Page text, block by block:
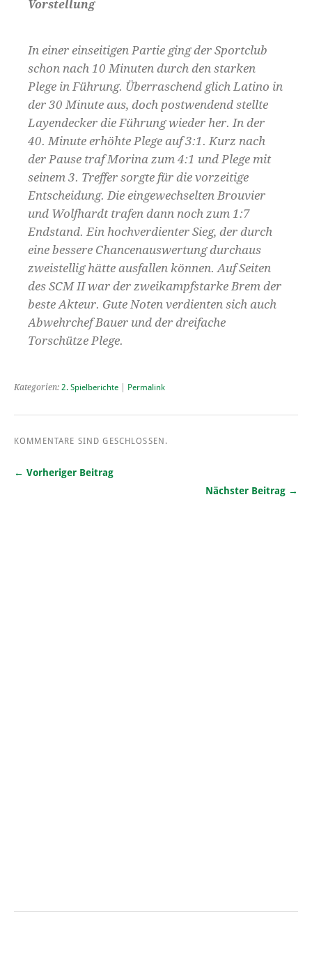
Vorstellung
In einer einseitigen Partie ging der Sportclub
schon nach 10 Minuten durch den starken
Plege in Führung. Überraschend glich Latino in
der 30 Minute aus, doch postwendend stellte
Layendecker die Führung wieder her. In der
40. Minute erhöhte Plege auf 3:1. Kurz nach
der Pause traf Morina zum 4:1 und Plege mit
seinem 3. Treffer sorgte für die vorzeitige
Entscheidung. Die eingewechselten Brouvier
und Wolfhardt trafen dann noch zum 1:7
Endstand. Ein hochverdienter Sieg, der durch
eine bessere Chancenauswertung durchaus
zweistellig hätte ausfallen können. Auf Seiten
des SCM II war der zweikampfstarke Brem der
beste Akteur. Gute Noten verdienten sich auch
Abwehrchef Bauer und der dreifache
Torschütze Plege.
Kategorien: 2. Spielberichte Permalink
KOMMENTARE SIND GESCHLOSSEN.
← Vorheriger Beitrag
Nächster Beitrag →